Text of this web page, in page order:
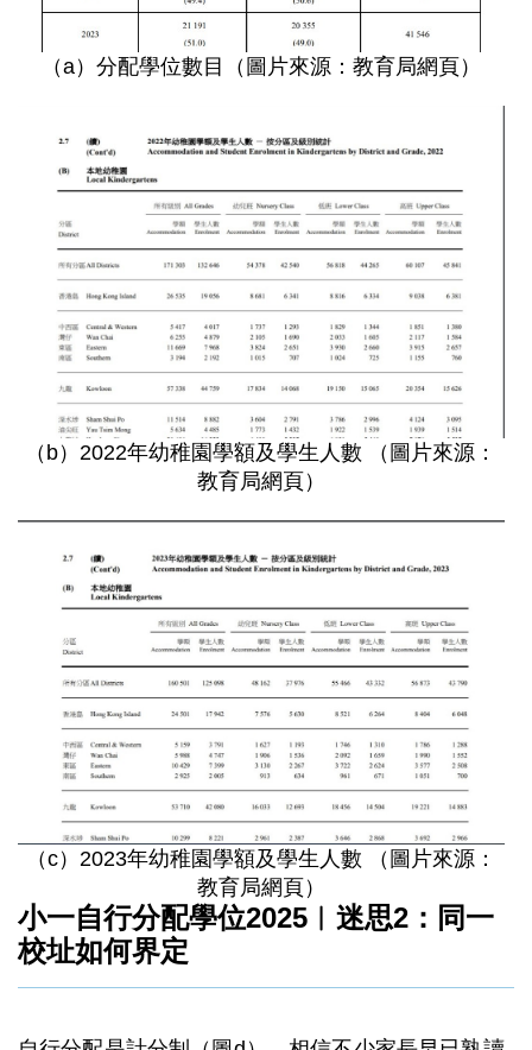
（a）分配學位數目（圖片來源：教育局網頁）
（b）2022年幼稚園學額及學生人數 （圖片來源：
教育局網頁）
（c）2023年幼稚園學額及學生人數 （圖片來源：
教育局網頁）
小一自行分配學位2025︳迷思2：同一
校址如何界定